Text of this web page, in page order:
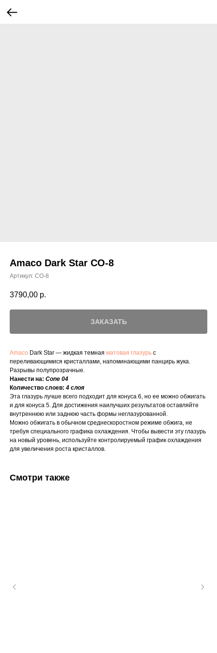
Amaco Dark Star CO-8
Артикул: CO-8
3790,00 р.
ЗАКАЗАТЬ
Amaco Dark Star — жидкая темная матовая глазурь с
переливающимися кристаллами, напоминающими панцирь жука.
Разрывы полупрозрачные.
Нанести на: Cone 04
Количество слоев: 4 слоя
Эта глазурь лучше всего подходит для конуса 6, но ее можно обжигать
и для конуса 5. Для достижения наилучших результатов оставляйте
внутреннюю или заднюю часть формы неглазурованной.
Можно обжигать в обычном среднескоростном режиме обжига, не
требуя специального графика охлаждения. Чтобы вывести эту глазурь
на новый уровень, используйте контролируемый график охлаждения
для увеличения роста кристаллов.
Смотри также